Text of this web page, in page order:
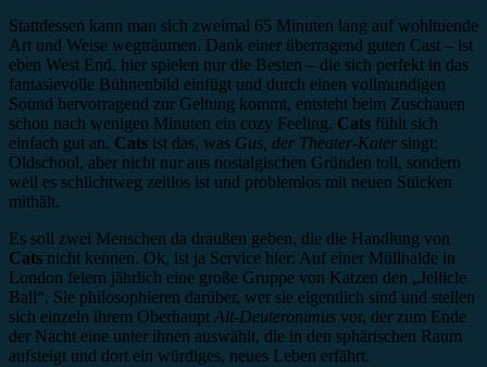
Stattdessen kann man sich zweimal 65 Minuten lang auf wohltuende
Art und Weise wegträumen. Dank einer überragend guten Cast – ist
eben West End, hier spielen nur die Besten – die sich perfekt in das
fantasievolle Bühnenbild einfügt und durch einen vollmundigen
Sound hervorragend zur Geltung kommt, entsteht beim Zuschauen
schon nach wenigen Minuten ein cozy Feeling. Cats fühlt sich
einfach gut an. Cats ist das, was Gus, der Theater-Kater singt:
Oldschool, aber nicht nur aus nostalgischen Gründen toll, sondern
weil es schlichtweg zeitlos ist und problemlos mit neuen Stücken
mithält.
Es soll zwei Menschen da draußen geben, die die Handlung von
Cats nicht kennen. Ok, ist ja Service hier: Auf einer Müllhalde in
London feiern jährlich eine große Gruppe von Katzen den „Jellicle
Ball“. Sie philosophieren darüber, wer sie eigentlich sind und stellen
sich einzeln ihrem Oberhaupt Alt-Deuteronimus vor, der zum Ende
der Nacht eine unter ihnen auswählt, die in den sphärischen Raum
aufsteigt und dort ein würdiges, neues Leben erfährt.